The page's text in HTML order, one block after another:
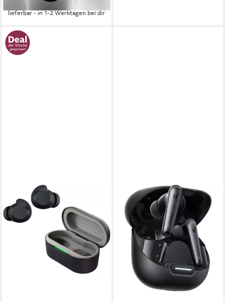
lieferbar - in 1-2 Werktagen bei dir